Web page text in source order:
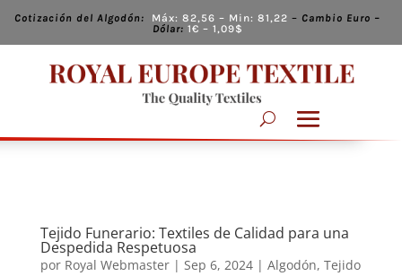
Cotización del Algodón: Máx: 82,56 – Min: 81,22 – Cambio Euro –
Dólar: 1€ – 1,09$
Tejido Funerario: Textiles de Calidad para una
Despedida Respetuosa
por Royal Webmaster| Sep 6, 2024| Algodón, Tejido